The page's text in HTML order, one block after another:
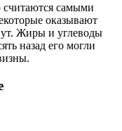
считаются самыми
оказывают
Жиры и углеводы
назад его могли